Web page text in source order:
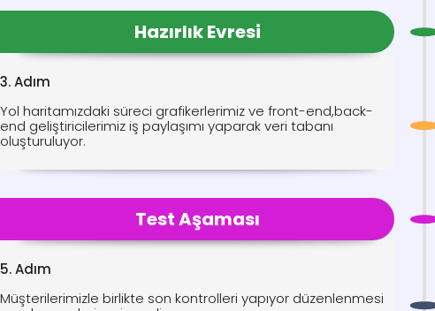
Hazırlık Evresi
3. Adım
Yol haritamızdaki süreci grafikerlerimiz ve front-end,back-
end geliştiricilerimiz iş paylaşımı yaparak veri tabanı
oluşturuluyor.
Test Aşaması
5. Adım
Müşterilerimizle birlikte son kontrolleri yapıyor düzenlenmesi